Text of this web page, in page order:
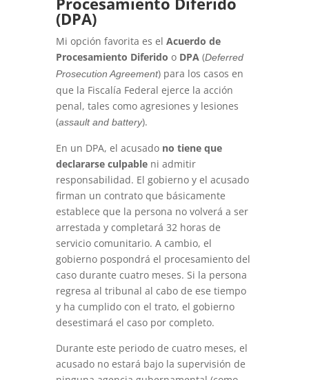
(DPA)
Mi opción favorita es el Acuerdo de
Procesamiento Diferido o DPA(Deferred
Prosecution Agreement) para los casos en
que la Fiscalía Federal ejerce la acción
penal, tales como agresiones y lesiones
(assault and battery).
En un DPA, el acusado no tiene que
declararse culpableni admitir
responsabilidad. El gobierno y el acusado
firman un contrato que básicamente
establece que la persona no volverá a ser
arrestada y completará 32 horas de
servicio comunitario. A cambio, el
gobierno pospondrá el procesamiento del
caso durante cuatro meses. Si la persona
regresa al tribunal al cabo de ese tiempo
y ha cumplido con el trato, el gobierno
desestimará el caso por completo.
Durante este periodo de cuatro meses, el
acusado no estará bajo la supervisión de